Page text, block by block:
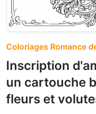
Coloriages Romance
Inscription
un cartouche
fleurs et